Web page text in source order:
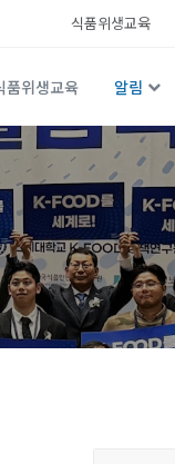
식품위생교육
품위생교육 알림